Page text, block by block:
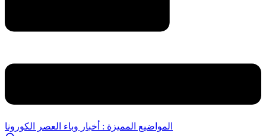
المواضيع المميزة : أخبار وباء العصر الكورونا